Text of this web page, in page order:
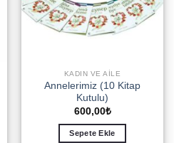
KADIN VE AILE
Annelerimiz (10 Kitap
Kutulu)
600,00₺
Sepete Ekle